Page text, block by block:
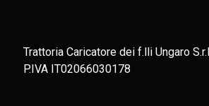
Trattoria Caricatore dei f.lli Ungaro S.r.l
P.IVA IT02066030178